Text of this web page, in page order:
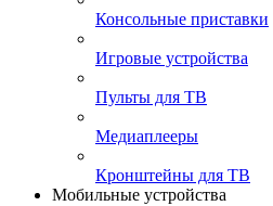
Консольные приставки
Игровые устройства
Пульты для ТВ
Медиаплееры
Кронштейны для ТВ
Мобильные устройства